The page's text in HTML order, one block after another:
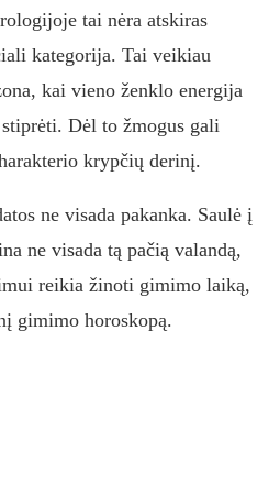
tai nėra atskiras
kategorija. Tai veikiau
kai vieno ženklo energija
Dėl to žmogus gali
krypčių derinį.
ne visada pakanka. Saulė į
ne visada tą pačią valandą,
reikia žinoti gimimo laiką,
gimimo horoskopą.